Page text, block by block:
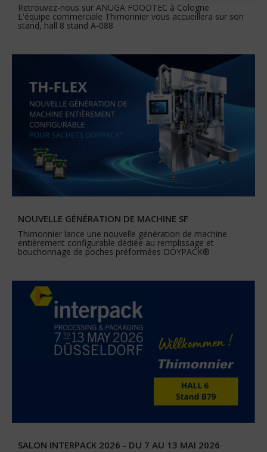
Retrouvez-nous sur ANUGA FOODTEC à Cologne
L'équipe commerciale Thimonnier vous accueillera sur son
stand, hall 8 stand A-088
NOUVELLE GÉNÉRATION DE MACHINE SF
Thimonnier lance une nouvelle génération de machine
entièrement configurable dédiée au remplissage et
bouchonnage de poches préformées DOYPACK®
SALON INTERPACK 2026 - DU 7 AU 13 MAI 2026